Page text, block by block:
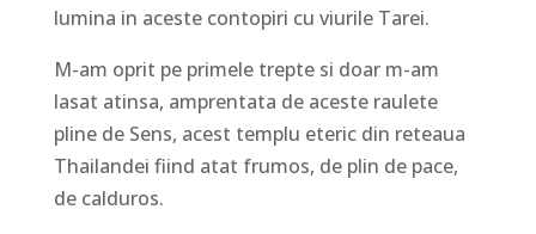
lumina in aceste contopiri cu viurile Tarei.
M-am oprit pe primele trepte si doar m-am
lasat atinsa, amprentata de aceste raulete
pline de Sens, acest templu eteric din reteaua
Thailandei fiind atat frumos, de plin de pace,
de calduros.